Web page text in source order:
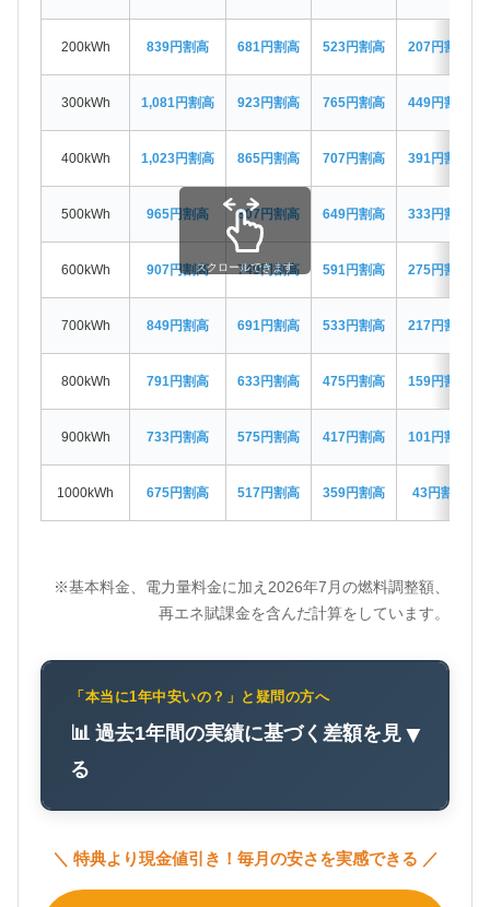
200kWh 839円割高 681円割高 523円割高 207円割高
300kWh 1,081円割高 923円割高 765円割高 449円割高
400kWh 1,023円割高 865円割高 707円割高 391円割高
500kWh 965円割高 807円割高 649円割高 333円割高
600kWh 907円割高 749円割高 591円割高 275円割高
700kWh 849円割高 691円割高 533円割高 217円割高
800kWh 791円割高 633円割高 475円割高 159円割高
900kWh 733円割高 575円割高 417円割高 101円割高
1000kWh 675円割高 517円割高 359円割高 43円割高
スクロールできます
※基本料金、電力量料金に加え2026年7月の燃料調整額、
再エネ賦課金を含んだ計算をしています。
「本当に1年中安いの？」と疑問の方へ
📊 過去1年間の実績に基づく差額を見
る
▼
＼ 特典より現金値引き！毎月の安さを実感できる ／